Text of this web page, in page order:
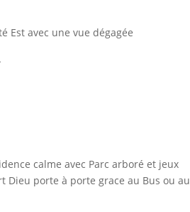
Est avec une vue dégagée
calme avec Parc arboré et jeux
Dieu porte à porte grace au Bus ou au